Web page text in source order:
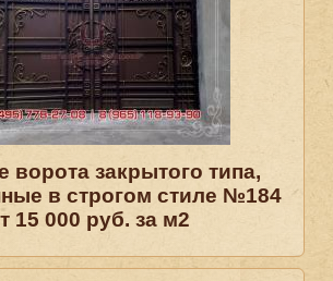
ворота закрытого типа,
в строгом стиле №184
15 000 руб. за м2